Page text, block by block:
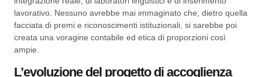
lavorativo. Nessuno avrebbe mai immaginato che, dietro quella
facciata di premi e riconoscimenti istituzionali, si sarebbe poi
creata una voragine contabile ed etica di proporzioni così
ampie.
L’evoluzione del progetto di accoglienza